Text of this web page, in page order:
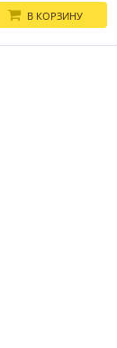
В КОРЗИНУ